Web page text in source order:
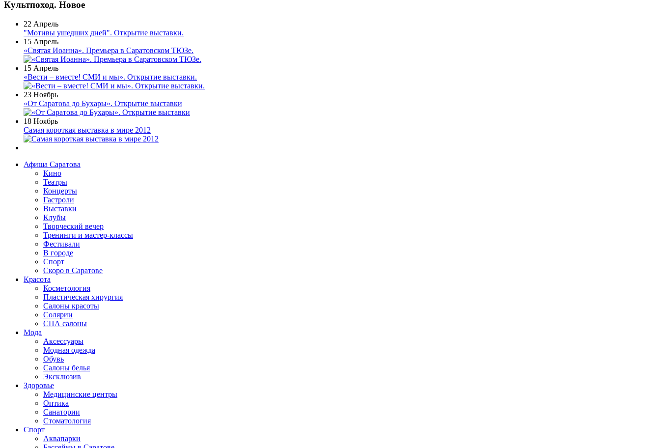
Культпоход. Новое
22 Апрель
"Мотивы ушедших дней". Открытие выставки.
15 Апрель
«Святая Иоанна». Премьера в Саратовском ТЮЗе.
15 Апрель
«Вести – вместе! СМИ и мы». Открытие выставки.
23 Ноябрь
«От Саратова до Бухары». Открытие выставки
18 Ноябрь
Самая короткая выставка в мире 2012
Афиша Саратова
Кино
Театры
Концерты
Гастроли
Выставки
Клубы
Творческий вечер
Тренинги и мастер-классы
Фестивали
В городе
Спорт
Скоро в Саратове
Красота
Косметология
Пластическая хирургия
Салоны красоты
Солярии
СПА салоны
Мода
Аксессуары
Модная одежда
Обувь
Салоны белья
Эксклюзив
Здоровье
Медицинские центры
Оптика
Санатории
Стоматология
Спорт
Аквапарки